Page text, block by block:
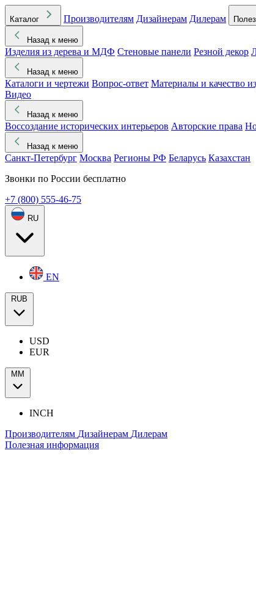
Каталог Производителям Дизайнерам Дилерам
Назад к меню
Изделия из дерева и МДФ Стеновые панели Резной декор
Назад к меню
Каталоги и чертежи Вопрос-ответ Материалы и качество
Видео
Назад к меню
Воссоздание исторических интерьеров Авторские права
Назад к меню
Санкт-Петербург Москва Регионы РФ Беларусь Казахстан
Звонки по России бесплатно
+7 (800) 555-46-75
RU
EN
RUB
USD
EUR
ММ
INCH
Производителям Дизайнерам Дилерам
Полезная информация